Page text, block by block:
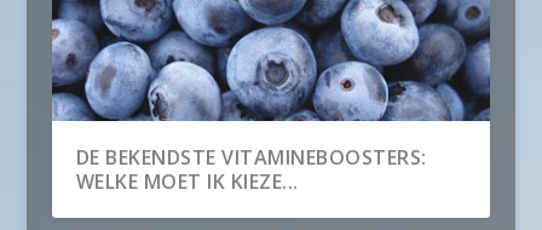
DE BEKENDSTE VITAMINEBOOSTERS:
WELKE MOET IK KIEZE...